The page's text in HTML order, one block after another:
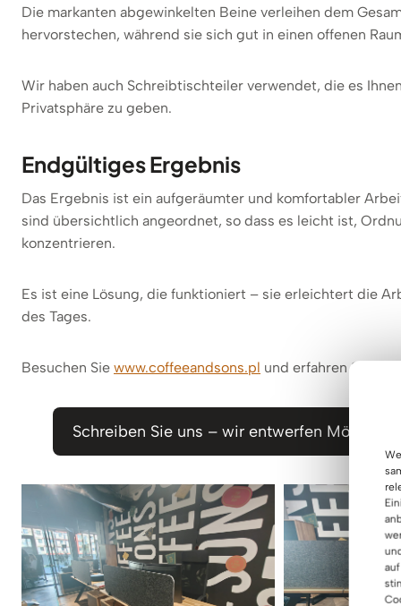
Die markanten abgewinkelten Beine verleihen dem
hervorstechen, während sie sich gut in einen offenen
Wir haben auch Schreibtischteiler verwendet, die es
Privatsphäre zu geben.
Endgültiges Ergebnis
Das Ergebnis ist ein aufgeräumter und komfortabler
sind übersichtlich angeordnet, so dass es leicht ist,
konzentrieren.
Es ist eine Lösung, die funktioniert – sie erleichtert die
des Tages.
Besuchen Sie www.coffeeandsons.pl und erfahren Sie
Schreiben Sie uns – wir entwerfen Möbel,